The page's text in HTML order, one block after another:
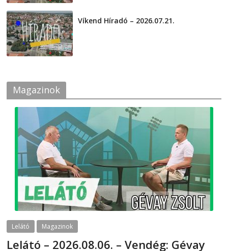
Víkend Híradó – 2026.07.21.
Magazinok
Lelátó Magazinok
Lelátó – 2026.08.06. – Vendég: Gévay